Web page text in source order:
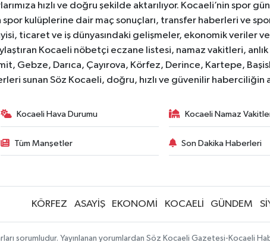
hızlı ve doğru şekilde aktarılıyor. Kocaeli’nin spor
kulüplerine dair maç sonuçları, transfer haberleri ve
ticaret ve iş dünyasındaki gelişmeler, ekonomik veriler ve
Kocaeli nöbetçi eczane listesi, namaz vakitleri,
Gebze, Darıca, Çayırova, Körfez, Derince, Kartepe,
sunan Söz Kocaeli, doğru, hızlı ve güvenilir haberciliğin
Kocaeli Hava Durumu Kocaeli Namaz
Tüm Manşetler Son Dakika Haberleri
KÖRFEZ ASAYİŞ EKONOMİ KOCAELİ GÜNDEM
sorumludur. Yayınlanan yorumlardan Söz Kocaeli Gazetesi-Kocaeli